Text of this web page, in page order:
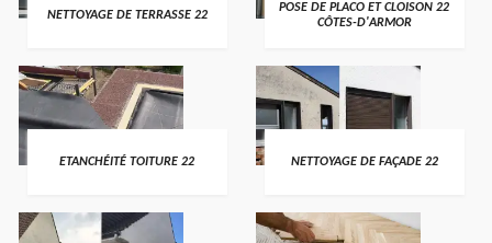
NETTOYAGE DE TERRASSE 22
POSE DE PLACO ET CLOISON 22
CÔTES-D'ARMOR
ETANCHÉITÉ TOITURE 22 NETTOYAGE DE FAÇADE 22